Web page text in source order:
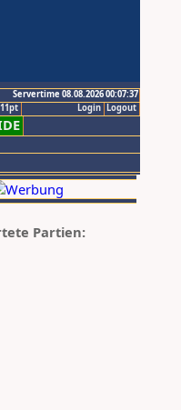
Servertime 08.08.2026 00:07:37
Logout
Login
Partien: